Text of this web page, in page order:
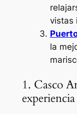
vistas
la
1. Casco